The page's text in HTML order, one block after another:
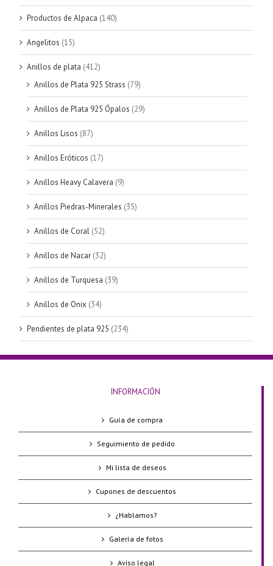
Productos de Alpaca (140)
Angelitos (15)
Anillos de plata (412)
Anillos de Plata 925 Strass (79)
Anillos de Plata 925 Ópalos (29)
Anillos Lisos (87)
Anillos Eróticos (17)
Anillos Heavy Calavera (9)
Anillos Piedras-Minerales (35)
Anillos de Coral (52)
Anillos de Nacar (32)
Anillos de Turquesa (39)
Anillos de Onix (34)
Pendientes de plata 925 (234)
INFORMACIÓN
Guía de compra
Seguimiento de pedido
Mi lista de deseos
Cupones de descuentos
¿Hablamos?
Galería de fotos
Aviso legal